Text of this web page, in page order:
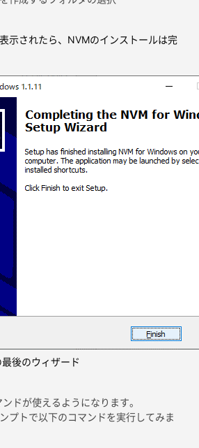
示されたら、NVMのインストールは完
後のウィザード
ンドが使えるようになります。
プトで以下のコマンドを実行してみま